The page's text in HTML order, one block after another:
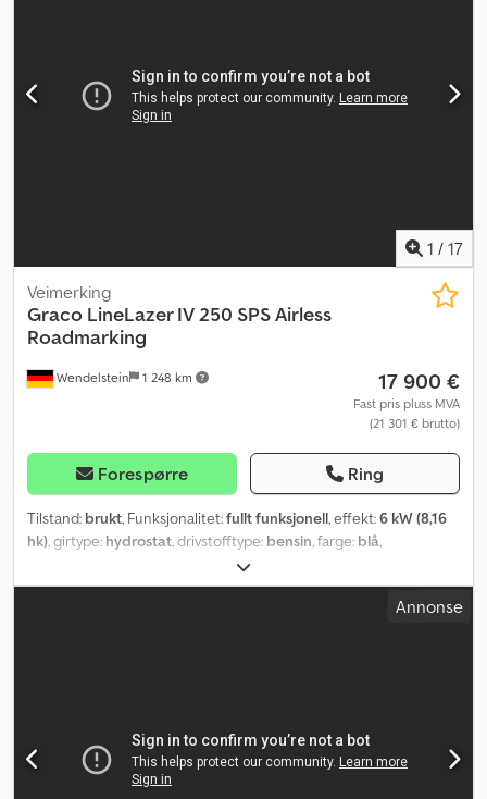
1 / 17
Wendelstein 1 248 km
Veimerking
Graco LineLazer IV 250 SPS Airless
Roadmarking
17 900 €
Fast pris pluss MVA
(21 301 € brutto)
Forespørre Ring
Tilstand: brukt, Funksjonalitet:fullt funksjonell, effekt:6 kW (8,16
hk), girtype: hydrostat, drivstofftype: bensin, farge: blå,
Annonse